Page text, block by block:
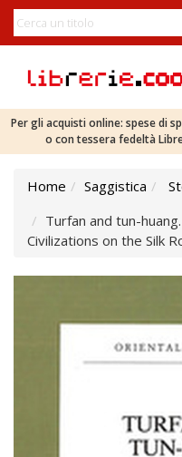
Per gli acquisti online: spese di
o con tessera fedeltà
Home Saggistica
Turfan and tun-
Civilizations on the Silk